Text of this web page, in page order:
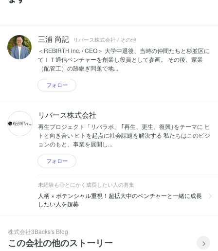
三浦 尚記 リバース株式会社 / その他
＜REBIRTH inc. / CEO＞ 大学中退後、当時の仲間たちと杉並区に
てＩＴ通信ベンチャーを創業し役員として参画。 その後、家業
（配管工）の跡継ぎ問題で地...
フォロー
リバース株式会社
再生プロジェクト「リバラボ」 ｢再生、更生、復興｣をテーマに ヒ
トと向き合い ヒトを起点に社会課題を解決する 私たちはこのビジ
ョンのもと、事業を展開し...
フォロー
未経験も◎とにかく成長したい人の募集
人柄 × ポテンシャル重視！超拡大中のベンチャーと一緒に成長
したい人を超募
株式会社3Backs's Blog
この会社の他のストーリー